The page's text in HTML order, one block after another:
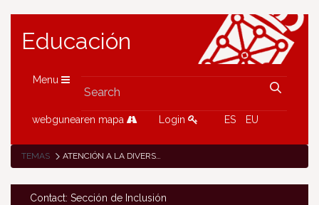
Educación
Menu
webgunearen mapa Login ES EU
TEMAS ATENCIÓN A LA DIVERSIDAD
Contact: Sección de Inclusión